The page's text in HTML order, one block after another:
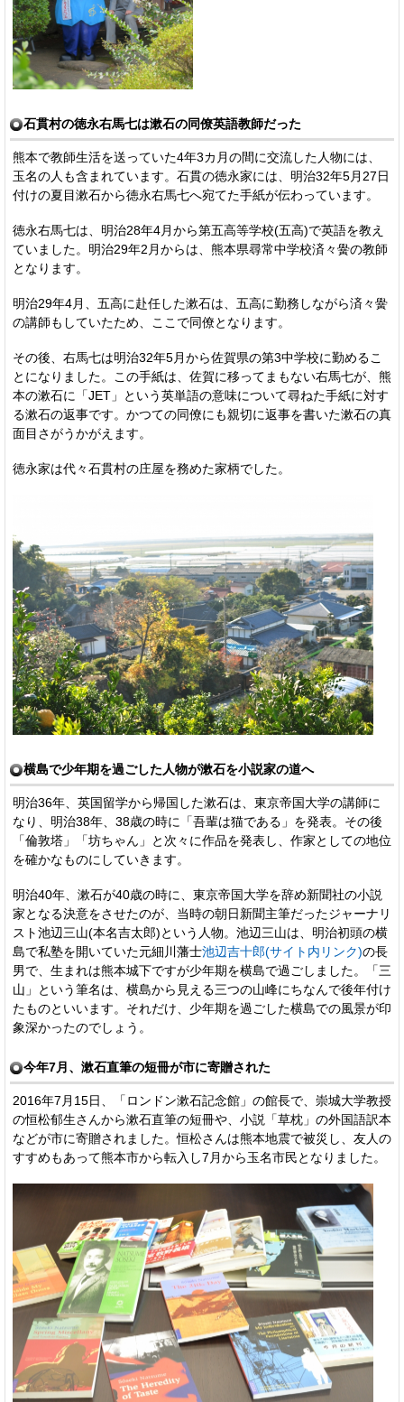
石貫村の徳永右馬七は漱石の同僚英語教師だった
熊本で教師生活を送っていた4年3カ月の間に交流した人物には、
玉名の人も含まれています。石貫の徳永家には、明治32年5月27日
付けの夏目漱石から徳永右馬七へ宛てた手紙が伝わっています。
徳永右馬七は、明治28年4月から第五高等学校(五高)で英語を教え
ていました。明治29年2月からは、熊本県尋常中学校済々黌の教師
となります。
明治29年4月、五高に赴任した漱石は、五高に勤務しながら済々黌
の講師もしていたため、ここで同僚となります。
その後、右馬七は明治32年5月から佐賀県の第3中学校に勤めるこ
とになりました。この手紙は、佐賀に移ってまもない右馬七が、熊
本の漱石に「JET」という英単語の意味について尋ねた手紙に対す
る漱石の返事です。かつての同僚にも親切に返事を書いた漱石の真
面目さがうかがえます。
徳永家は代々石貫村の庄屋を務めた家柄でした。
横島で少年期を過ごした人物が漱石を小説家の道へ
明治36年、英国留学から帰国した漱石は、東京帝国大学の講師に
なり、明治38年、38歳の時に「吾輩は猫である」を発表。その後
「倫敦塔」「坊ちゃん」と次々に作品を発表し、作家としての地位
を確かなものにしていきます。
明治40年、漱石が40歳の時に、東京帝国大学を辞め新聞社の小説
家となる決意をさせたのが、当時の朝日新聞主筆だったジャーナリ
スト池辺三山(本名吉太郎)という人物。池辺三山は、明治初頭の横
島で私塾を開いていた元細川藩士池辺吉十郎(サイト内リンク)の長
男で、生まれは熊本城下ですが少年期を横島で過ごしました。「三
山」という筆名は、横島から見える三つの山峰にちなんで後年付け
たものといいます。それだけ、少年期を過ごした横島での風景が印
象深かったのでしょう。
今年7月、漱石直筆の短冊が市に寄贈された
2016年7月15日、「ロンドン漱石記念館」の館長で、崇城大学教授
の恒松郁生さんから漱石直筆の短冊や、小説「草枕」の外国語訳本
などが市に寄贈されました。恒松さんは熊本地震で被災し、友人の
すすめもあって熊本市から転入し7月から玉名市民となりました。